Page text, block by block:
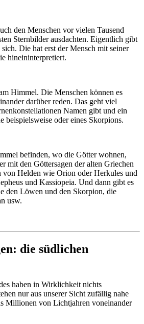
den Menschen vor vielen Tausend
Sternbilder ausdachten. Eigentlich gibt
Die hat erst der Mensch mit seiner
hineininterpretiert.
Himmel. Die Menschen können es
darüber reden. Das geht viel
Namen gibt und ein
beispielsweise oder eines Skorpions.
befinden, wo die Götter wohnen,
mit den Göttersagen der alten Griechen
von Helden wie Orion oder Herkules und
und Kassiopeia. Und dann gibt es
den Löwen und den Skorpion, die
usw.
die südlichen
haben in Wirklichkeit nichts
nur aus unserer Sicht zufällig nahe
Millionen von Lichtjahren voneinander